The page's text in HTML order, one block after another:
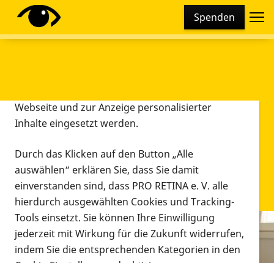
Spenden
Infomaterial
Infomaterial
Diese Webseite setzt verschiedene Cookies und
Tracking-Tools ein. Dies beinhaltet Cookies und
Webseite und zur Anzeige personalisierter
Inhalte eingesetzt werden.
Durch das Klicken auf den Button „Alle
auswählen“ erklären Sie, dass Sie damit
einverstanden sind, dass PRO RETINA e. V. alle
hierdurch ausgewählten Cookies und Tracking-
Tools einsetzt. Sie können Ihre Einwilligung
jederzeit mit Wirkung für die Zukunft widerrufen,
indem Sie die entsprechenden Kategorien in den